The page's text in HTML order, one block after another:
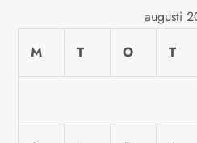
i
e
augusti
M
T O T